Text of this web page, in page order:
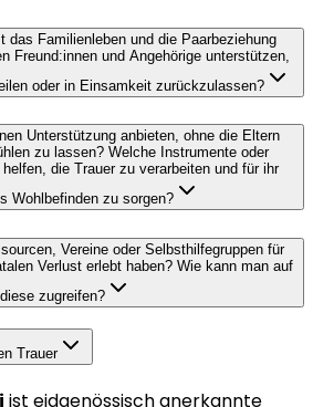
das Familienleben und die Paarbeziehung
Freund:innen und Angehörige unterstützen,
oder in Einsamkeit zurückzulassen?
Unterstützung anbieten, ohne die Eltern
zu lassen? Welche Instrumente oder
die Trauer zu verarbeiten und für ihr
Wohlbefinden zu sorgen?
Vereine oder Selbsthilfegruppen für
Verlust erlebt haben? Wie kann man auf
diese zugreifen?
Trauer
ist eidgenössisch anerkannte